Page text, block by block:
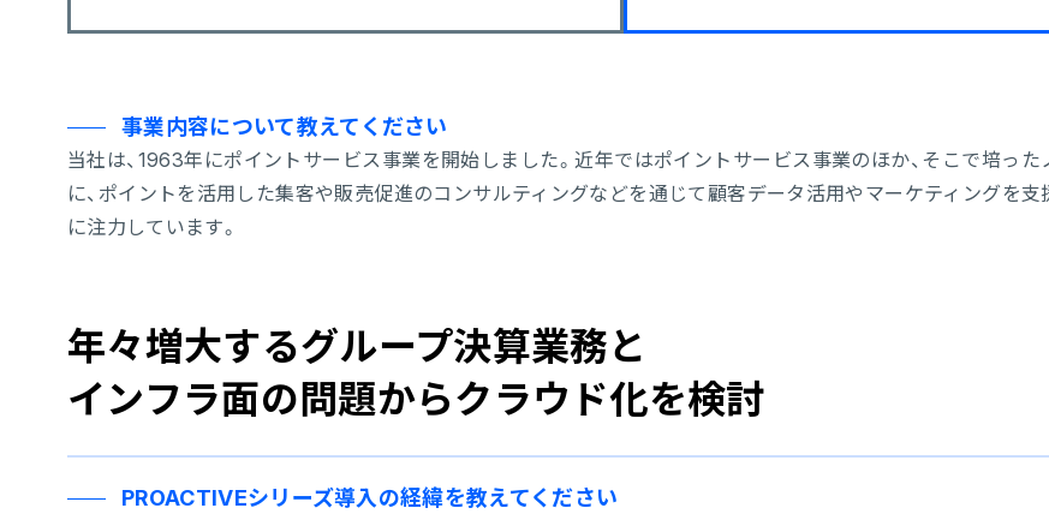
事業内容について教えてください
当社は、1963年にポイントサービス事業を開始しました。近年ではポイントサービス事業のほか、そこで培った
に、ポイントを活用した集客や販売促進のコンサルティングなどを通じて顧客データ活用やマーケティングを支
に注力しています。
年々増大するグループ決算業務と
インフラ面の問題からクラウド化を検討
PROACTIVEシリーズ導入の経緯を教えてください